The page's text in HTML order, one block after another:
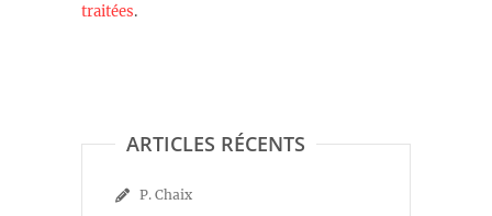
traitées.
ARTICLES RÉCENTS
P. Chaix